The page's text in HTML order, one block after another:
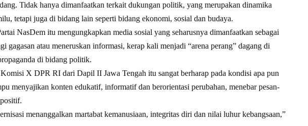
Tidak hanya dimanfaatkan terkait dukungan politik, yang merupakan dinamika
tetapi juga di bidang lain seperti bidang ekonomi, sosial dan budaya.
NasDem itu mengungkapkan media sosial yang seharusnya dimanfaatkan sebagai
gagasan atau meneruskan informasi, kerap kali menjadi “arena perang” dagang di
di bidang politik.
X DPR RI dari Dapil II Jawa Tengah itu sangat berharap pada kondisi apa pun
menyajikan konten edukatif, informatif dan berorientasi perubahan, menebar pesan-
menanggalkan martabat kemanusiaan, integritas diri dan nilai luhur kebangsaan,”